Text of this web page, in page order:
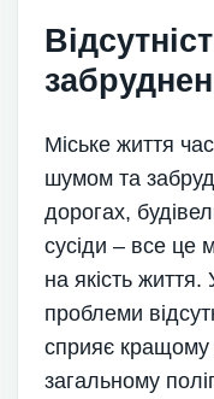
Міське життя
шумом та
дорогах,
сусіди – все це
на якість життя.
проблеми
сприяє кращому
загальному